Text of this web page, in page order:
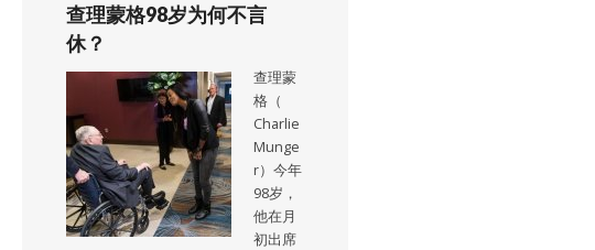
查理蒙格98岁为何不言
休？
查理蒙
格（
Charlie
Munge
r）今年
98岁，
他在月
初出席